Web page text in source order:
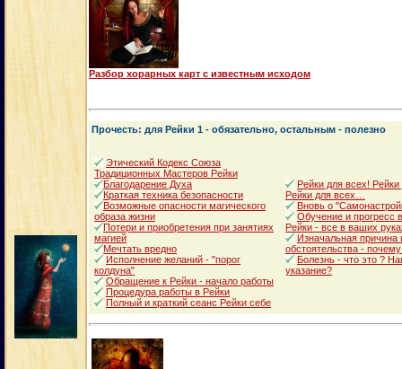
Разбор хорарных карт с известным исходом
Прочесть: для Рейки 1 - обязательно, остальным - полезно
Этический Кодекс Союза
Традиционных Мастеров Рейки
Благодарение Духа
Краткая техника безопасности
Возможные опасности магического
образа жизни
Потери и приобретения при занятиях
магией
Мечтать вредно
Исполнение желаний - "порог
колдуна"
Обращение к Рейки - начало работы
Процедура работы в Рейки
Полный и краткий сеанс Рейки себе
Рейки для всех!
Рейки для всех…
Вновь о
Обучение и прогресс
Рейки - все в ваших
Изначальная
обстоятельства -
Болезнь - что это ?
указание?